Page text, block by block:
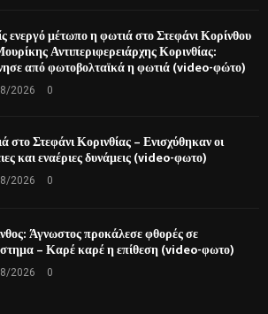
ενεργό μέτωπο η φωτιά στο Στεφάνι Κορίνθου
Αντιπεριφερειάρχης Κορινθίας:
από φωτοβολταϊκά η φωτιά (video-φώτο)
2026 0
στο Στεφάνι Κορινθίας – Ενισχύθηκαν οι
και εναέριες δυνάμεις (video-φωτο)
2026 0
Άγνωστος προκάλεσε φθορές σε
– Καρέ καρέ η επίθεση (video-φωτο)
2026 0